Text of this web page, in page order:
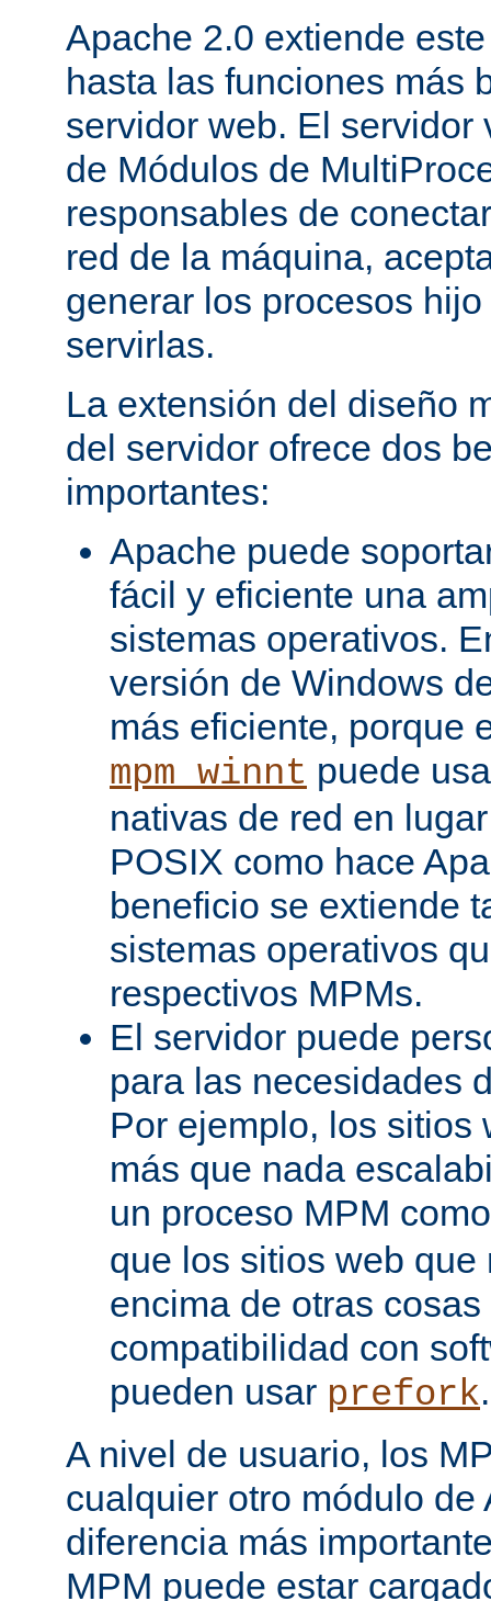
Apache 2.0 extiende
hasta las funciones más
servidor web. El servidor
de Módulos de
responsables de
red de la máquina,
generar los procesos
servirlas.
La extensión del diseño
del servidor ofrece dos
importantes:
Apache puede
fácil y eficiente una
sistemas operativos.
versión de Windows
más eficiente, porque
mpm_winnt puede
nativas de red en
POSIX como hace
beneficio se extiende
sistemas operativos
respectivos MPMs.
El servidor puede
para las necesidades
Por ejemplo, los sitios
más que nada
un proceso MPM
que los sitios web que
encima de otras
compatibilidad con
pueden usar prefork.
A nivel de usuario, los
cualquier otro módulo de
diferencia más
MPM puede estar